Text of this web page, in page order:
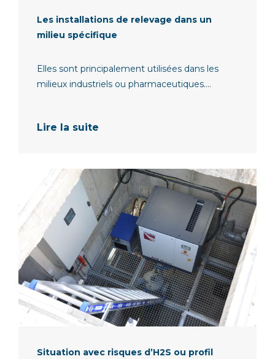
Les installations de relevage dans un
milieu spécifique
Elles sont principalement utilisées dans les
milieux industriels ou pharmaceutiques....
Lire la suite
Situation avec risques d’H2S ou profil